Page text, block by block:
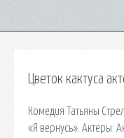
Цветок кактуса
Комедия Татьяны
«Я вернусь». Актеры: